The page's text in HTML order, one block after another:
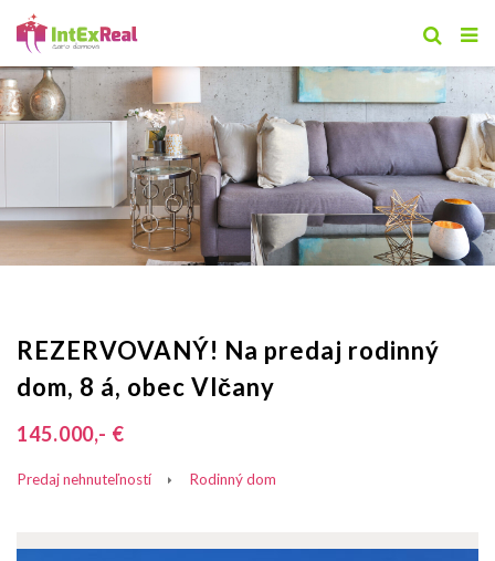
REZERVOVANÝ! Na predaj rodinný
dom, 8 á, obec Vlčany
145.000,- €
Predaj nehnuteľností Rodinný dom